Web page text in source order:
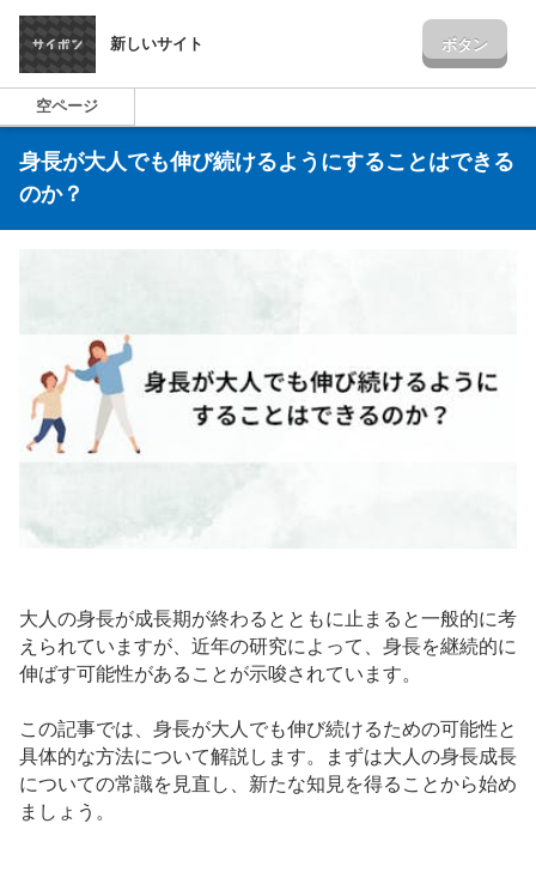
新しいサイト ボタン
空ページ
身長が大人でも伸び続けるようにすることはできる
のか？
大人の身長が成長期が終わるとともに止まると一般的に考
えられていますが、近年の研究によって、身長を継続的に
伸ばす可能性があることが示唆されています。
この記事では、身長が大人でも伸び続けるための可能性と
具体的な方法について解説します。まずは大人の身長成長
についての常識を見直し、新たな知見を得ることから始め
ましょう。